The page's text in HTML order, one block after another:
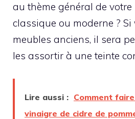
au thème général de
classique ou moderne ? Si
meubles anciens, il sera
les assortir à une teinte
Lire aussi : Comment
vinaigre de cidre de